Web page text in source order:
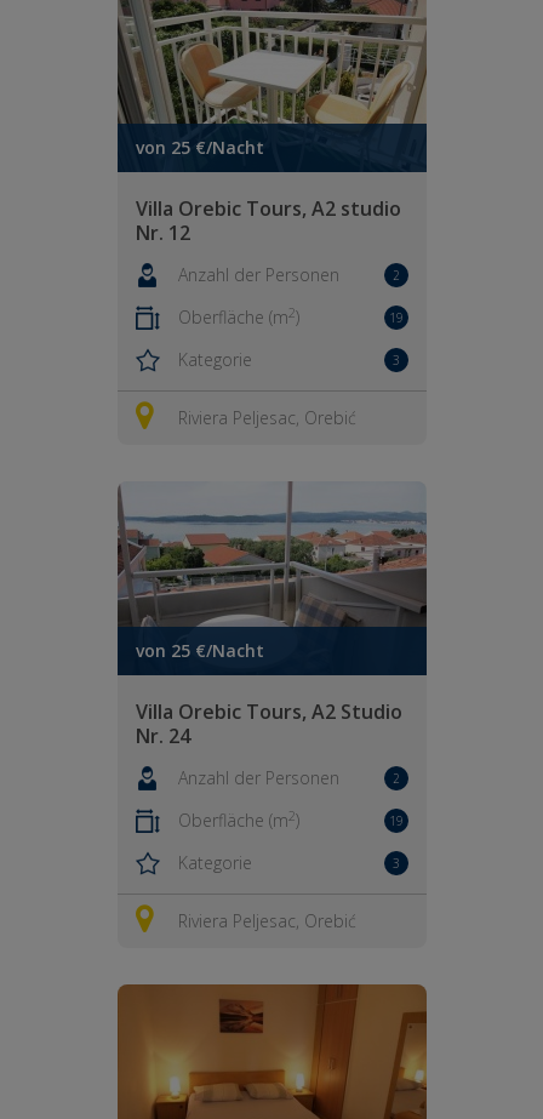
von 25 €/Nacht
Villa Orebic Tours, A2 studio
Nr. 12
Anzahl der Personen 2
Oberfläche (m2) 19
Kategorie 3
Riviera Peljesac, Orebić
von 25 €/Nacht
Villa Orebic Tours, A2 Studio
Nr. 24
Anzahl der Personen 2
Oberfläche (m2) 19
Kategorie 3
Riviera Peljesac, Orebić